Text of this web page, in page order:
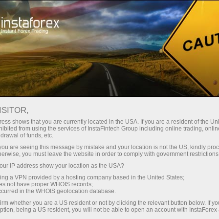
С InstaForex вы получаете
конкурентным возможностям:
кредитное плечо до 1:5000, одни
из лучших спредов и комиссий
на рынке, а также
привлекательные условия для
торговли акциями и индексами
Минимальные
Бонус 30%
на каждый депозит
Скорость
в трейдинге и на трассе
shows that you are currently located in the USA. If you are a resident of the
from using the services of InstaFintech Group including online trading,
of funds, etc.
are seeing this message by mistake and your location is not the US, kindly
you must leave the website in order to comply with government
IP address show your location as the USA?
a VPN provided by a hosting company based in the United States;
not have proper WHOIS records;
in the WHOIS geolocation database.
whether you are a US resident or not by clicking the relevant button below. If
being a US resident, you will not be able to open an account with InstaForex